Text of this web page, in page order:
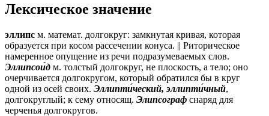
Лексическое значение
эллипс м. математ. долгокруг: замкнутая кривая, которая
образуется при косом рассечении конуса. || Риторическое
намеренное опущение из речи подразумеваемых слов.
Эллипсои́д м. толстый долгокруг, не плоскость, а тело; оно
очерчивается долгокругом, который обратился бы в круг
одной из осей своих. Эллипти́ческий, эллипти́чный,
долгокруглый; к сему относящ. Элипсограф снаряд для
черченья долгокругов.